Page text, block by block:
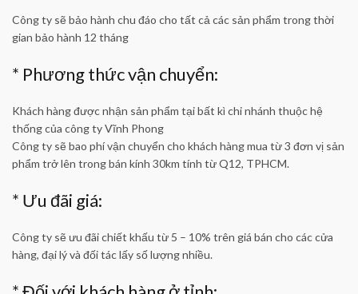
Công ty sẽ bảo hành chu đáo cho tất cả các sản phẩm trong thời
gian bảo hành 12 tháng
* Phương thức vận chuyển:
Khách hàng được nhận sản phẩm tại bất kì chi nhánh thuộc hệ
thống của công ty Vĩnh Phong
Công ty sẽ bao phí vận chuyển cho khách hàng mua từ 3 đơn vị sản
phẩm trở lên trong bán kính 30km tính từ Q12, TPHCM.
* Ưu đãi giá:
Công ty sẽ ưu đãi chiết khấu từ 5 – 10% trên giá bán cho các cửa
hàng, đại lý và đối tác lấy số lượng nhiều.